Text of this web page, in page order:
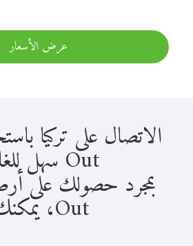
عرض الأسعار
Out سهل للغاية.
Out، يمكنك: